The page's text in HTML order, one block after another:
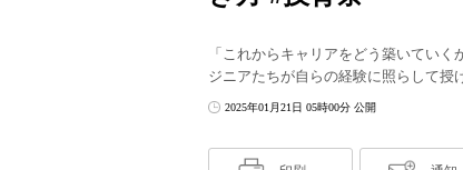
「これからキャリアをどう築いてい
ジニアたちが自らの経験に照らして授
2025年01月21日 05時00分 公開